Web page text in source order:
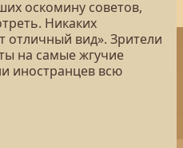
оскомину советов,
Никаких
отличный вид». Зрители
на самые жгучие
иностранцев всю